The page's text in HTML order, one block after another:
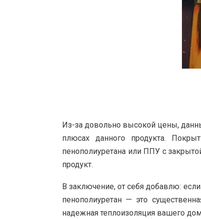
Из-за довольно высокой цены,
плюсах данного продукта.
пенополиуретана или ППУ с
продукт.
В заключение, от себя добавлю:
пенополиуретан — это
надежная теплоизоляция вашего